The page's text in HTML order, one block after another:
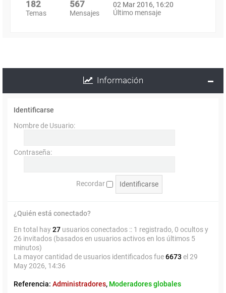
182
Temas
567
Mensajes
02 Mar 2016, 16:20
Último mensaje
Información
Identificarse
Nombre de Usuario:
Contraseña:
Recordar
¿Quién está conectado?
En total hay27 usuarios conectados :: 1 registrado, 0 ocultos y
26 invitados (basados en usuarios activos en los últimos 5
minutos)
La mayor cantidad de usuarios identificados fue6673 el 29
May 2026, 14:36
Referencia: Administradores, Moderadores globales